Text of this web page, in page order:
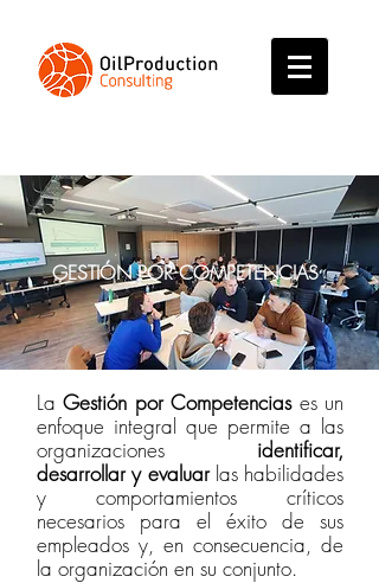
GESTIÓN POR COMPETENCIAS
LaGestión por Competenciases un
enfoque integral que permite a las
organizaciones identificar,
desarrollar y evaluarlas habilidades
y comportamientos críticos
necesarios para el éxito de sus
empleados y, en consecuencia, de
la organización en su conjunto.